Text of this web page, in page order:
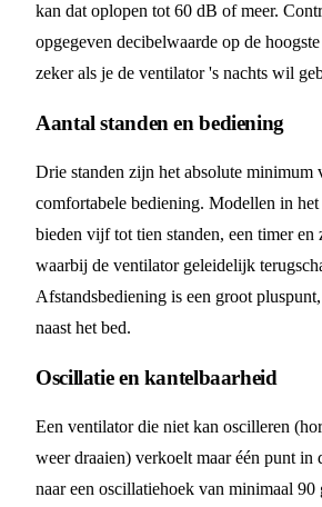
kan dat oplopen tot 60 dB of meer.
opgegeven decibelwaarde op de hoogste
zeker als je de ventilator 's nachts wil
Aantal standen en bediening
Drie standen zijn het absolute minimum
comfortabele bediening. Modellen in het
bieden vijf tot tien standen, een timer en
waarbij de ventilator geleidelijk
Afstandsbediening is een groot
naast het bed.
Oscillatie en kantelbaarheid
Een ventilator die niet kan oscilleren
weer draaien) verkoelt maar één punt in
naar een oscillatiehoek van minimaal 90